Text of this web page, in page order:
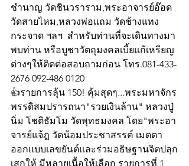
ชำนาญ วัดชินวราราม,พระอาจารย์อ๊อด
วัดสายไหม,หลวงพ่อแถม วัดช้างแทง
กระจาด ฯลฯ  สำหรับท่านที่จะเดินทางมา
พบท่าน หรือบูชาวัตถุมงคลเบี้ยแก้เหรียญ
ต่างๆให้ติดต่อสอบถามก่อน โทร.081-433-
2676 092-486 0120
👍รายการลุ้น 150! คุ้มสุดๆ...พระมหาจักร
พรรดิสมปรารถนา"รวยเงินล้าน" หลวงปู่
นิ่ม โชติธัมโม วัดพุทธมงคล โดย"พระอา
จารย์แจ้ฎ วัดน้อมประชาสรรค์ เมตตา
ออกแบบเลขยันต์และร่วมอธิษฐานจิตปลุก
เสกให้ มีหลายเนื้อให้เลือก รายการที่ 1